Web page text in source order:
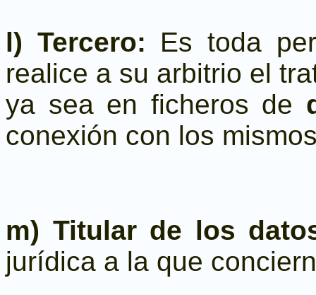
l) Tercero: Es toda
realice a su arbitrio el
ya sea en ficheros de
conexión con los
m) Titular de los
jurídica a la que